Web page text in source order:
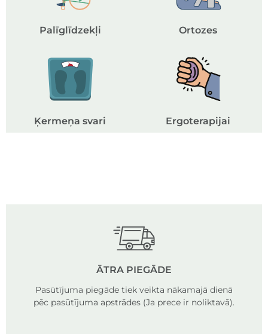
Palīglīdzekļi Ortozes
Ķermeņa svari Ergoterapijai
ĀTRA PIEGĀDE
Pasūtījuma piegāde tiek veikta nākamajā dienā
pēc pasūtījuma apstrādes (Ja prece ir noliktavā).